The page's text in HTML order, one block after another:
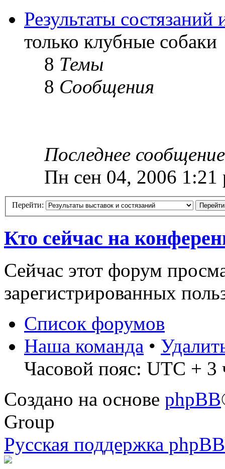
Результаты
только клубные собаки
8 Темы
8 Сообщения
Последнее сообщение
Пн сен 04, 2006 1:21
Перейти:
Кто сейчас на
Сейчас этот форум
зарегистрированных
Список форумов
Наша команда •
Часовой пояс: UTC + 3
Создано на основе phpBB
Group
Русская поддержка phpBB